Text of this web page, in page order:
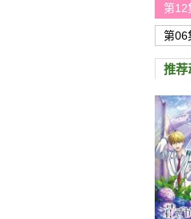
第12
第06
推荐